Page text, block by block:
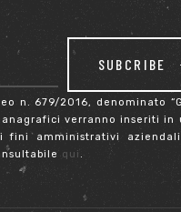
SUBCRIBE
n. 679/2016, denominato
anagrafici verranno inseriti in
fini amministrativi
qui .